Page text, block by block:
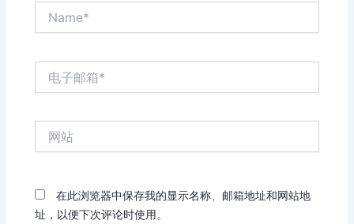
在此浏览器中保存我的显示名称、邮箱地址和网站地
址，以便下次评论时使用。